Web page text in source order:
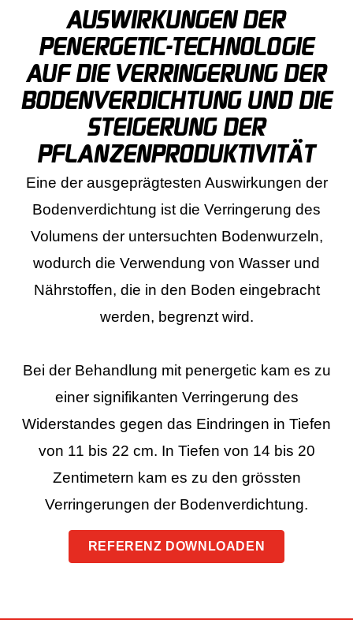
AUSWIRKUNGEN DER
PENERGETIC-TECHNOLOGIE
AUF DIE VERRINGERUNG DER
BODENVERDICHTUNG UND DIE
STEIGERUNG DER
PFLANZENPRODUKTIVITÄT
Eine der ausgeprägtesten Auswirkungen der
Bodenverdichtung ist die Verringerung des
Volumens der untersuchten Bodenwurzeln,
wodurch die Verwendung von Wasser und
Nährstoffen, die in den Boden eingebracht
werden, begrenzt wird.
Bei der Behandlung mit penergetic kam es zu
einer signifikanten Verringerung des
Widerstandes gegen das Eindringen in Tiefen
von 11 bis 22 cm. In Tiefen von 14 bis 20
Zentimetern kam es zu den grössten
Verringerungen der Bodenverdichtung.
REFERENZ DOWNLOADEN